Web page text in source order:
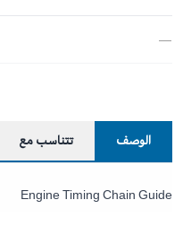
—
الوصف تتناسب مع
Engine Timing Chain Guide